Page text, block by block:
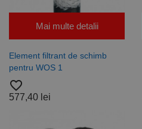
Mai multe detalii
Element filtrant de schimb
pentru WOS 1
favorite_border
577,40 lei